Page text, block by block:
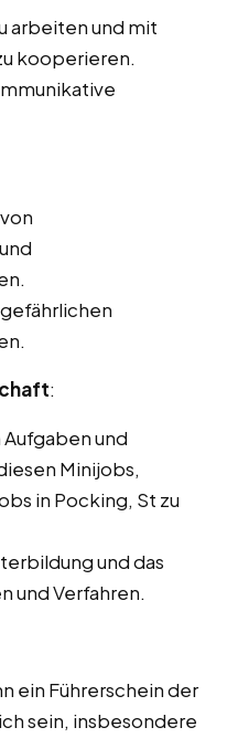
arbeiten und mit
kooperieren.
:
und
Minijobs,
in Pocking, St zu
und das
und Verfahren.
ein Führerschein der
sein, insbesondere